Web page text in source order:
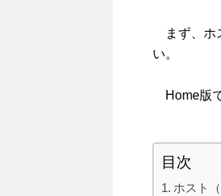
まず、ホ
い。
Home版
目次
ホスト